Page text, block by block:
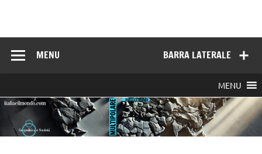
BARRA LATERALE
MENU
MENU